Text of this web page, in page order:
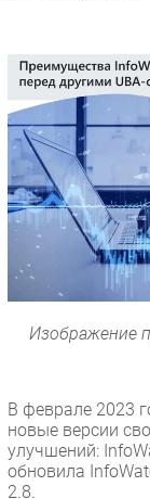
Изображение
В феврале 2023
новые версии
улучшений:
обновила
2.8.